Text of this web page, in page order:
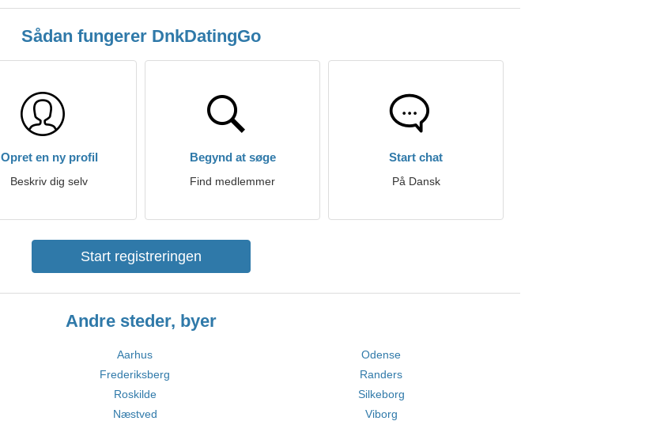
Sådan fungerer DnkDatingGo
Opret en ny profil
Beskriv dig selv
Begynd at søge
Find medlemmer
Start chat
På Dansk
Start registreringen
Andre steder, byer
Aarhus
Odense
Frederiksberg
Randers
Roskilde
Silkeborg
Næstved Viborg